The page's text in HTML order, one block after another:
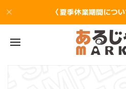
〈夏季休業期間につ